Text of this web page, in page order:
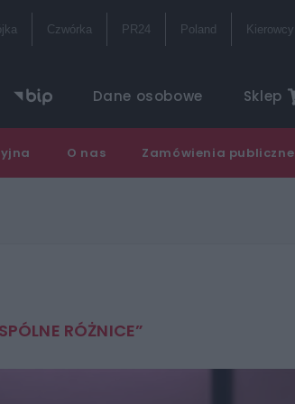
Czwórka PR24 Poland Kierowcy
dokumentu Polskiego
radia
Teatr Polskiego Radia
Dane osobowe Sklep
O nas Zamówienia publiczne
RÓŻNICE”